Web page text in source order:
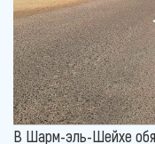
В Шарм-эль-Шейхе